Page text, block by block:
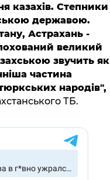
казахів. Степники
державою.
Астрахань -
великий
звучить як
частина
народів",
ТБ.